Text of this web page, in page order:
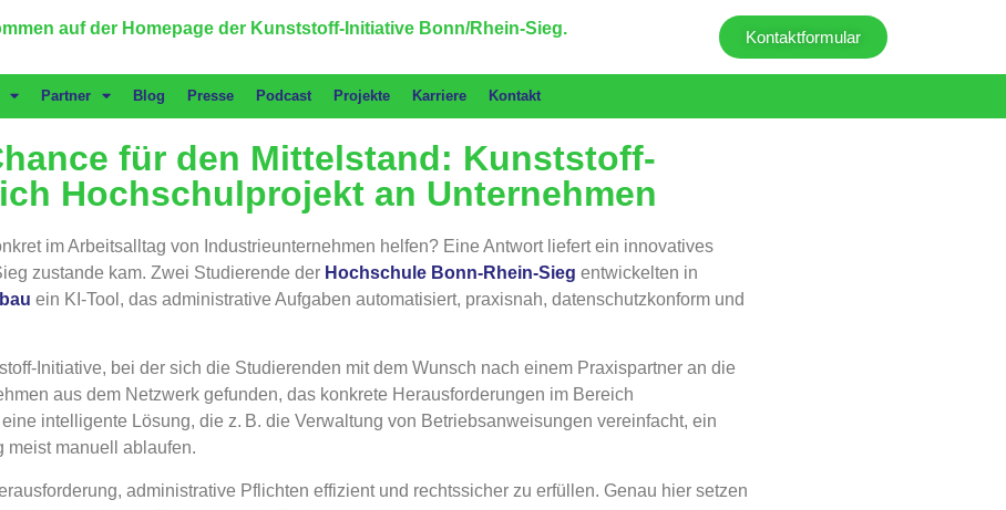
auf der Homepage der Kunststoff-Initiative Bonn/Rhein-Sieg. Kontaktformular
Partner Blog Presse Podcast Projekte Karriere Kontakt
für den Mittelstand: Kunststoff-
Hochschulprojekt an Unternehmen
im Arbeitsalltag von Industrieunternehmen helfen? Eine Antwort liefert ein innovatives
zustande kam. Zwei Studierende der Hochschule Bonn-Rhein-Sieg entwickelten in
ein KI-Tool, das administrative Aufgaben automatisiert, praxisnah, datenschutzkonform und
Initiative, bei der sich die Studierenden mit dem Wunsch nach einem Praxispartner an die
aus dem Netzwerk gefunden, das konkrete Herausforderungen im Bereich
intelligente Lösung, die z. B. die Verwaltung von Betriebsanweisungen vereinfacht, ein
meist manuell ablaufen.
administrative Pflichten effizient und rechtssicher zu erfüllen. Genau hier setzen